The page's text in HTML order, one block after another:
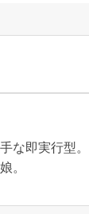
な即実行型
。